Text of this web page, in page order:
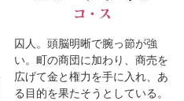
囚人。頭脳明晰で腕っ節が強
い。町の商団に加わり、商売を
広げて金と権力を手に入れ、あ
る目的を果たそうとしている。